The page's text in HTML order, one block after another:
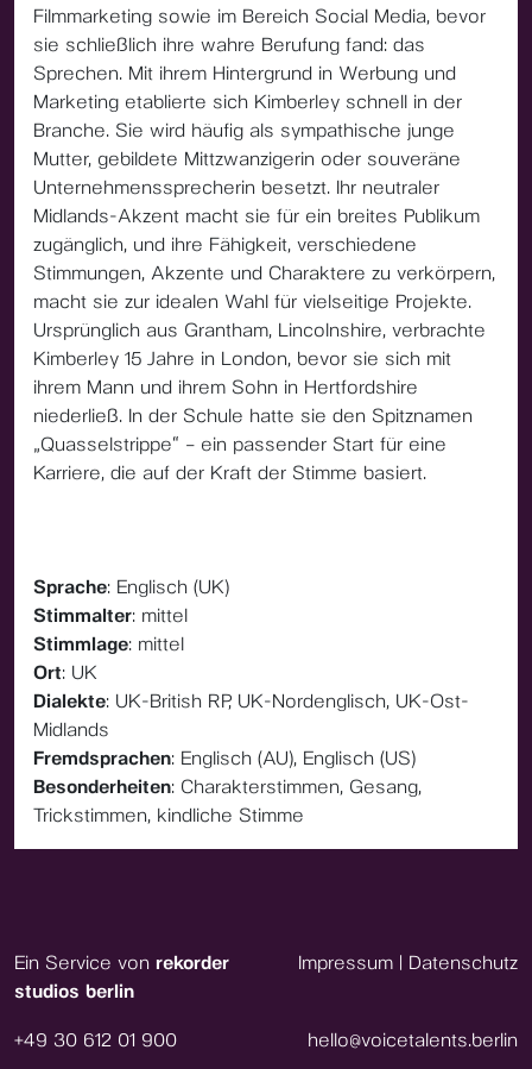
Filmmarketing sowie im Bereich Social Media, bevor
sie schließlich ihre wahre Berufung fand: das
Sprechen. Mit ihrem Hintergrund in Werbung und
Marketing etablierte sich Kimberley schnell in der
Branche. Sie wird häufig als sympathische junge
Mutter, gebildete Mittzwanzigerin oder souveräne
Unternehmenssprecherin besetzt. Ihr neutraler
Midlands-Akzent macht sie für ein breites Publikum
zugänglich, und ihre Fähigkeit, verschiedene
Stimmungen, Akzente und Charaktere zu verkörpern,
macht sie zur idealen Wahl für vielseitige Projekte.
Ursprünglich aus Grantham, Lincolnshire, verbrachte
Kimberley 15 Jahre in London, bevor sie sich mit
ihrem Mann und ihrem Sohn in Hertfordshire
niederließ. In der Schule hatte sie den Spitznamen
„Quasselstrippe“ – ein passender Start für eine
Karriere, die auf der Kraft der Stimme basiert.
Sprache: Englisch (UK)
Stimmalter: mittel
Stimmlage: mittel
Ort: UK
Dialekte: UK-British RP, UK-Nordenglisch, UK-Ost-
Midlands
Fremdsprachen: Englisch (AU), Englisch (US)
Besonderheiten: Charakterstimmen, Gesang,
Trickstimmen, kindliche Stimme
Ein Service von rekorder
studios berlin
Impressum | Datenschutz
+49 30 612 01 900 hello@voicetalents.berlin